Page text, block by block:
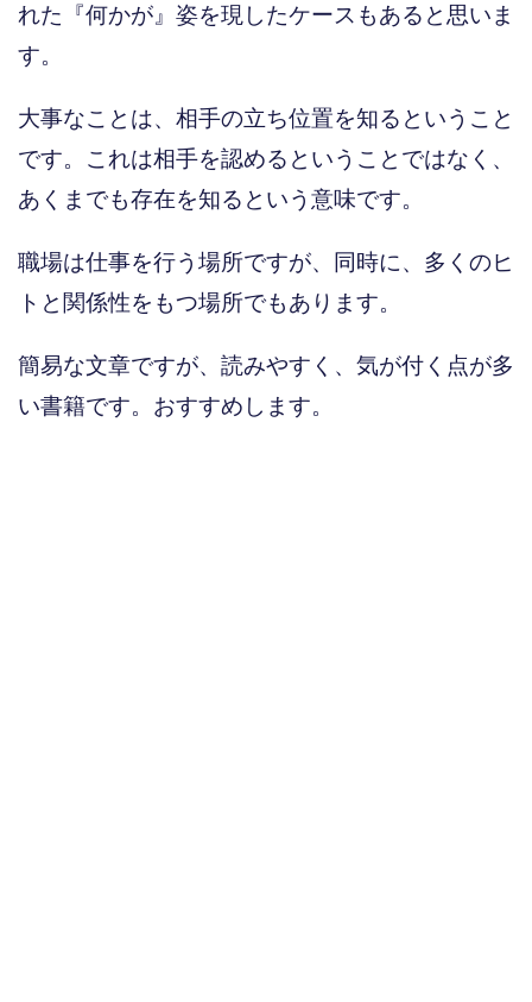
れた『何かが』姿を現したケースもあると思いま
す。
大事なことは、相手の立ち位置を知るということ
です。これは相手を認めるということではなく、
あくまでも存在を知るという意味です。
職場は仕事を行う場所ですが、同時に、多くのヒ
トと関係性をもつ場所でもあります。
簡易な文章ですが、読みやすく、気が付く点が多
い書籍です。おすすめします。